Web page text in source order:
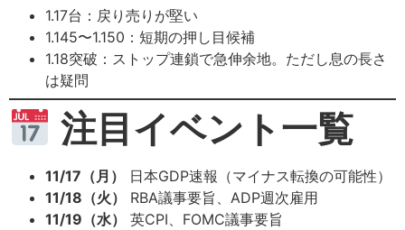
1.17台：戻り売りが堅い
1.145〜1.150：短期の押し目候補
1.18突破：ストップ連鎖で急伸余地。ただし息の長さ
は疑問
注目イベント一覧
11/17（月）
日本GDP速報（マイナス転換の可能性）
11/18（火）
RBA議事要旨、ADP週次雇用
11/19（水）
英CPI、FOMC議事要旨